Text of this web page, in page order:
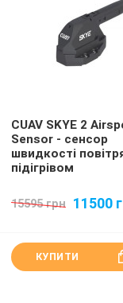
CUAV SKYE 2
Sensor - сенсор
швидкості
підігрівом
15595 грн 11500
КУПИТИ